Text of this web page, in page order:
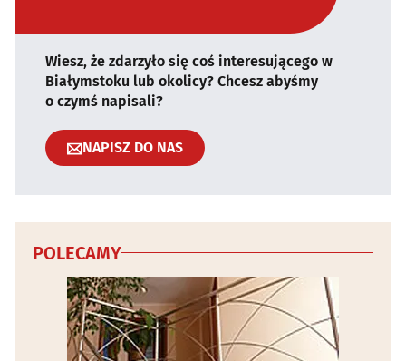
Wiesz, że zdarzyło się coś interesującego w
Białymstoku lub okolicy? Chcesz abyśmy
o czymś napisali?
NAPISZ DO NAS
POLECAMY